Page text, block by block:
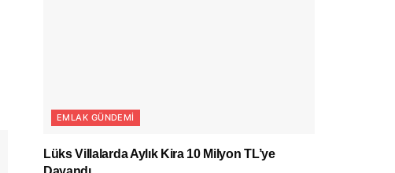
EMLAK GÜNDEMI
Lüks Villalarda Aylık Kira 10 Milyon TL’ye